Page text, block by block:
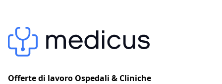
Offerte di lavoro Ospedali & Cliniche